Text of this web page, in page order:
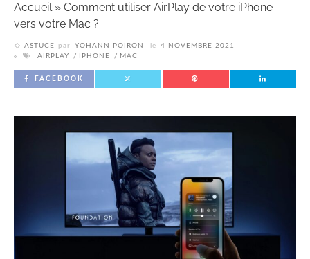
Accueil» Comment utiliser AirPlay de votre iPhone
vers votre Mac ?
ASTUCE par YOHANN POIRON le
4 NOVEMBRE 2021
AIRPLAY
IPHONE MAC
FACEBOOK